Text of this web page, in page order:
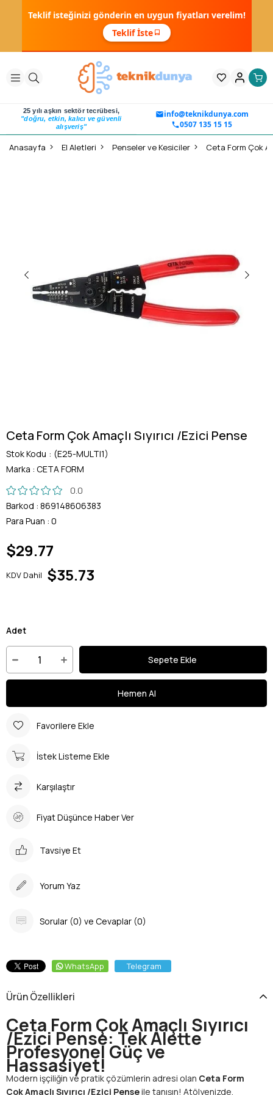
Teklif isteğinizi gönderin en uygun fiyatları verelim!
Teklif İste
25 yılı aşkın sektör tecrübesi,
"doğru, etkin, kalıcı ve güvenli
alışveriş"
info@teknikdunya.com
0507 135 15 15
Anasayfa El Aletleri Penseler ve Kesiciler Ceta Form Çok
Ceta Form Çok Amaçlı Sıyırıcı /Ezici Pense
Stok Kodu
(E25-MULTI1)
Marka : CETA FORM
0.0
Barkod : 869148606383
Para Puan : 0
$29.77
KDV Dahil $35.73
Adet
Favorilere Ekle
İstek Listeme Ekle
Karşılaştır
Fiyat Düşünce Haber Ver
Tavsiye Et
Yorum Yaz
Sorular (0) ve Cevaplar (0)
WhatsApp Telegram
Ürün Özellikleri
Ceta Form Çok Amaçlı Sıyırıcı
/Ezici Pense: Tek Alette
Profesyonel Güç ve
Hassasiyet!
Modern işçiliğin ve pratik çözümlerin adresi olan Ceta Form
Çok Amaçlı Sıyırıcı /Ezici Penseile tanışın! Atölyenizde,